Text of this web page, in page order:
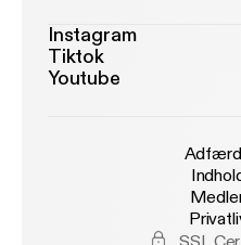
Instagram
Tiktok
Youtube